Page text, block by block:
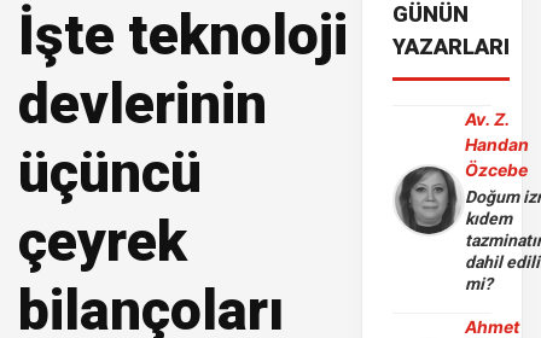
İşte teknoloji
devlerinin
üçüncü
çeyrek
bilançoları
GÜNÜN
YAZARLARI
Av. Z.
Handan
Özcebe
Doğum
kıdem
dahil
mi?
Ahmet